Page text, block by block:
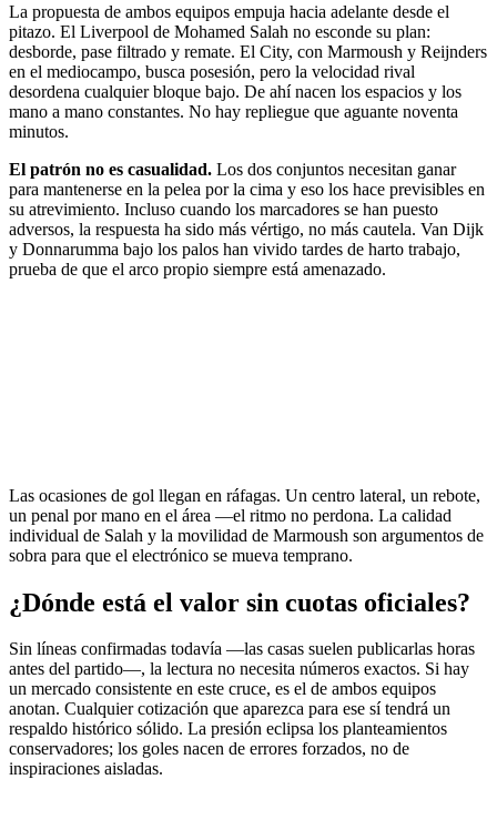
La propuesta de ambos equipos empuja hacia adelante desde el
pitazo. El Liverpool de Mohamed Salah no esconde su plan:
desborde, pase filtrado y remate. El City, con Marmoush y Reijnders
en el mediocampo, busca posesión, pero la velocidad rival
desordena cualquier bloque bajo. De ahí nacen los espacios y los
mano a mano constantes. No hay repliegue que aguante noventa
minutos.
El patrón no es casualidad. Los dos conjuntos necesitan ganar
para mantenerse en la pelea por la cima y eso los hace previsibles en
su atrevimiento. Incluso cuando los marcadores se han puesto
adversos, la respuesta ha sido más vértigo, no más cautela. Van Dijk
y Donnarumma bajo los palos han vivido tardes de harto trabajo,
prueba de que el arco propio siempre está amenazado.
Las ocasiones de gol llegan en ráfagas. Un centro lateral, un rebote,
un penal por mano en el área —el ritmo no perdona. La calidad
individual de Salah y la movilidad de Marmoush son argumentos de
sobra para que el electrónico se mueva temprano.
¿Dónde está el valor sin cuotas oficiales?
Sin líneas confirmadas todavía —las casas suelen publicarlas horas
antes del partido—, la lectura no necesita números exactos. Si hay
un mercado consistente en este cruce, es el de ambos equipos
anotan. Cualquier cotización que aparezca para ese sí tendrá un
respaldo histórico sólido. La presión eclipsa los planteamientos
conservadores; los goles nacen de errores forzados, no de
inspiraciones aisladas.